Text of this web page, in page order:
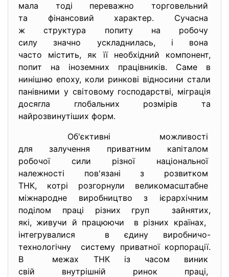
мала тоді переважно торговельний
та фінансовий характер. Сучасна
ж структура попиту на робочу
силу значно ускладнилась, і вона
часто містить, як її необхідний компонент,
попит на іноземних працівників. Саме в
нинішню епоху, коли ринкові відносини стали
панівними у світовому господарстві, міграція
досягла глобальних розмірів та
найрозвинутіших форм.
Об'єктивні можливості
для залучення приватним капіталом
робочої сили різної національної
належності пов'язані з розвитком
ТНК, котрі розгорнули великомасштабне
міжнародне виробництво з ієрархічним
поділом праці різних груп зайнятих,
які, живучи й працюючи в різних країнах,
інтегрувалися в єдину виробничо-
технологічну систему приватної корпорації.
В межах ТНК із часом виник
свій внутрішній ринок праці,